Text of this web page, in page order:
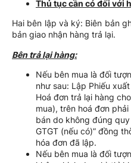
Thủ tục cần có đối với
Hai bên lập và ký: Biên bản
bản giao nhận hàng trả lại.
Bên trả lại hàng:
Nếu bên mua là đối
như sau: Lập Phiếu
Hoá đơn trả lại hàng
mua), trên hoá đơn
bán do không đúng
GTGT (nếu có)” đồng
hóa đơn đã lập.
Nếu bên mua là đối